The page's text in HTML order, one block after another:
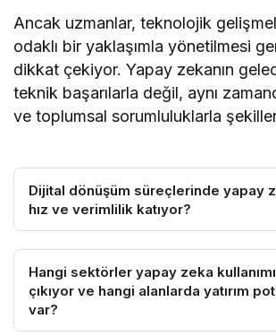
Ancak uzmanlar, teknolojik
odaklı bir yaklaşımla yönetilmesi
dikkat çekiyor. Yapay zekanın
teknik başarılarla değil, aynı
ve toplumsal sorumluluklarla
Dijital dönüşüm süreçlerinde yapay
hız ve verimlilik katıyor?
Hangi sektörler yapay zeka
çıkıyor ve hangi alanlarda yatırım
var?